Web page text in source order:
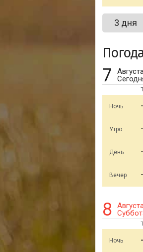
3 дня
7
Ночь
Утро
День
Вечер
8
Ночь